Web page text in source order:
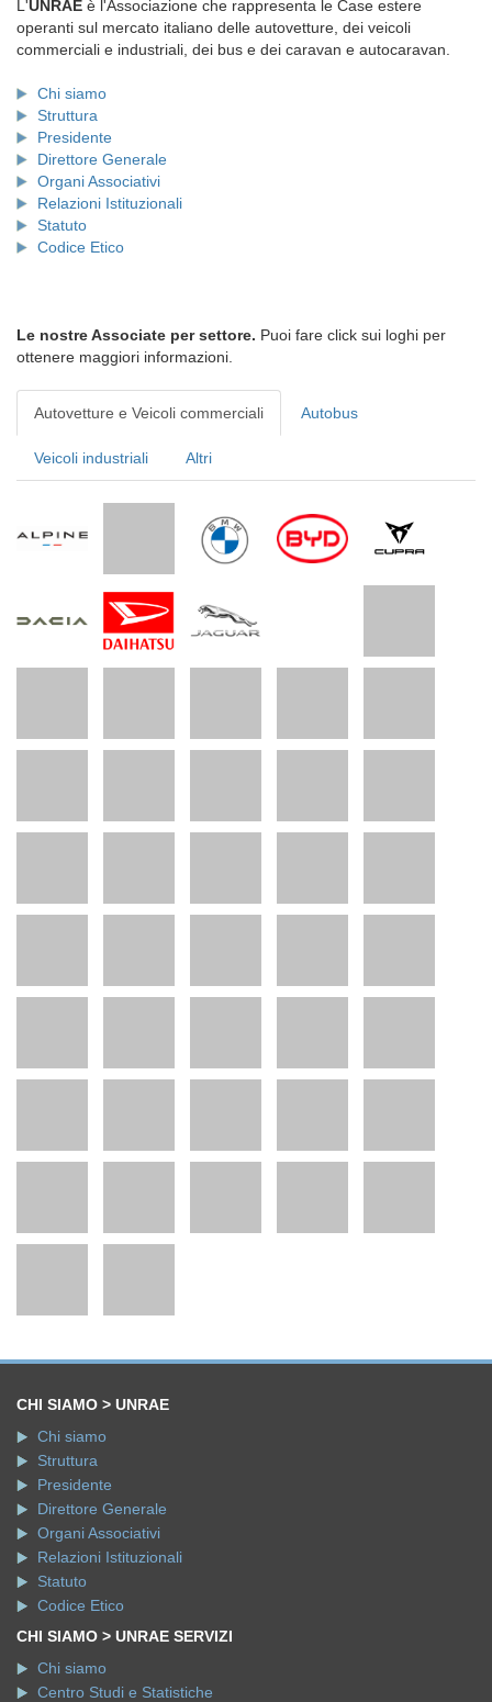
L'UNRAE è l'Associazione che rappresenta le Case estere
operanti sul mercato italiano delle autovetture, dei veicoli
commerciali e industriali, dei bus e dei caravan e autocaravan.
Chi siamo
Struttura
Presidente
Direttore Generale
Organi Associativi
Relazioni Istituzionali
Statuto
Codice Etico
Le nostre Associate per settore. Puoi fare click sui loghi per
ottenere maggiori informazioni.
Autovetture e Veicoli commerciali Autobus
Veicoli industriali Altri
CHI SIAMO > UNRAE
Chi siamo
Struttura
Presidente
Direttore Generale
Organi Associativi
Relazioni Istituzionali
Statuto
Codice Etico
CHI SIAMO > UNRAE SERVIZI
Chi siamo
Centro Studi e Statistiche